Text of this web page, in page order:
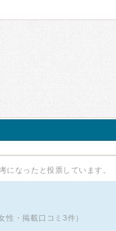
になったと投票しています。
性・掲載口コミ3件）